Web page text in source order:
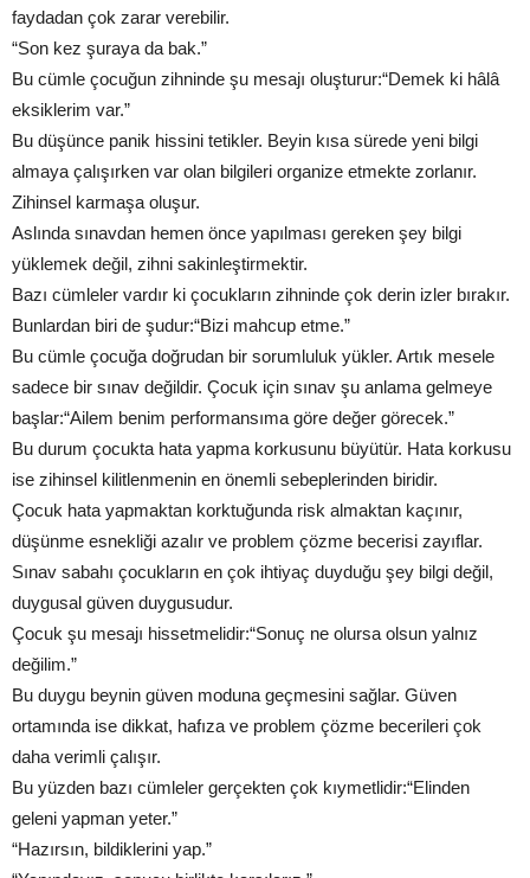
faydadan çok zarar verebilir.
“Son kez şuraya da bak.”
Bu cümle çocuğun zihninde şu mesajı oluşturur:“Demek ki hâlâ
eksiklerim var.”
Bu düşünce panik hissini tetikler. Beyin kısa sürede yeni bilgi
almaya çalışırken var olan bilgileri organize etmekte zorlanır.
Zihinsel karmaşa oluşur.
Aslında sınavdan hemen önce yapılması gereken şey bilgi
yüklemek değil, zihni sakinleştirmektir.
Bazı cümleler vardır ki çocukların zihninde çok derin izler bırakır.
Bunlardan biri de şudur:“Bizi mahcup etme.”
Bu cümle çocuğa doğrudan bir sorumluluk yükler. Artık mesele
sadece bir sınav değildir. Çocuk için sınav şu anlama gelmeye
başlar:“Ailem benim performansıma göre değer görecek.”
Bu durum çocukta hata yapma korkusunu büyütür. Hata korkusu
ise zihinsel kilitlenmenin en önemli sebeplerinden biridir.
Çocuk hata yapmaktan korktuğunda risk almaktan kaçınır,
düşünme esnekliği azalır ve problem çözme becerisi zayıflar.
Sınav sabahı çocukların en çok ihtiyaç duyduğu şey bilgi değil,
duygusal güven duygusudur.
Çocuk şu mesajı hissetmelidir:“Sonuç ne olursa olsun yalnız
değilim.”
Bu duygu beynin güven moduna geçmesini sağlar. Güven
ortamında ise dikkat, hafıza ve problem çözme becerileri çok
daha verimli çalışır.
Bu yüzden bazı cümleler gerçekten çok kıymetlidir:“Elinden
geleni yapman yeter.”
“Hazırsın, bildiklerini yap.”